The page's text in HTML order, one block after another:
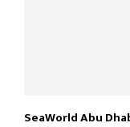
SeaWorld Abu